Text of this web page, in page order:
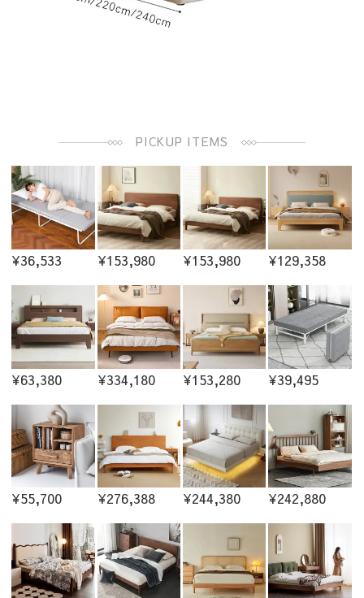
PICKUP ITEMS
¥36,533 ¥153,980 ¥153,980 ¥129,358
¥63,380 ¥334,180 ¥153,280 ¥39,495
¥55,700 ¥276,388 ¥244,380 ¥242,880